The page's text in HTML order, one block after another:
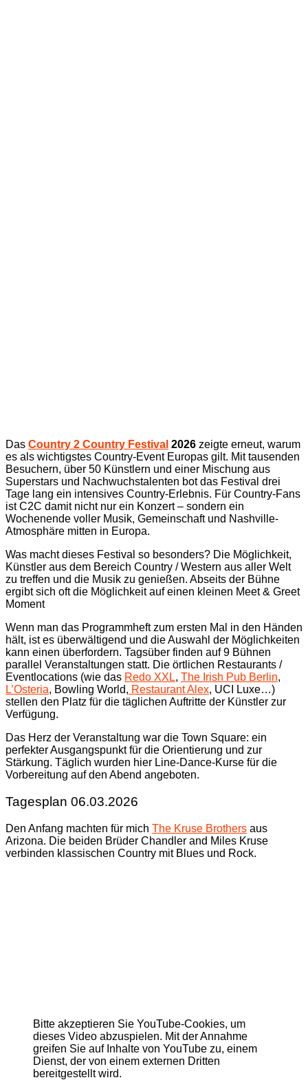
Das Country 2 Country Festival 2026 zeigte erneut, warum
es als wichtigstes Country-Event Europas gilt. Mit tausenden
Besuchern, über 50 Künstlern und einer Mischung aus
Superstars und Nachwuchstalenten bot das Festival drei
Tage lang ein intensives Country-Erlebnis. Für Country-Fans
ist C2C damit nicht nur ein Konzert – sondern ein
Wochenende voller Musik, Gemeinschaft und Nashville-
Atmosphäre mitten in Europa.
Was macht dieses Festival so besonders? Die Möglichkeit,
Künstler aus dem Bereich Country / Western aus aller Welt
zu treffen und die Musik zu genießen. Abseits der Bühne
ergibt sich oft die Möglichkeit auf einen kleinen Meet & Greet
Moment
Wenn man das Programmheft zum ersten Mal in den Händen
hält, ist es überwältigend und die Auswahl der Möglichkeiten
kann einen überfordern. Tagsüber finden auf 9 Bühnen
parallel Veranstaltungen statt. Die örtlichen Restaurants /
Eventlocations (wie das Redo XXL, The Irish Pub Berlin,
L’Osteria, Bowling World, Restaurant Alex, UCI Luxe…)
stellen den Platz für die täglichen Auftritte der Künstler zur
Verfügung.
Das Herz der Veranstaltung war die Town Square: ein
perfekter Ausgangspunkt für die Orientierung und zur
Stärkung. Täglich wurden hier Line-Dance-Kurse für die
Vorbereitung auf den Abend angeboten.
Tagesplan 06.03.2026
Den Anfang machten für mich The Kruse Brothers aus
Arizona. Die beiden Brüder Chandler and Miles Kruse
verbinden klassischen Country mit Blues und Rock.
Bitte akzeptieren Sie YouTube-Cookies, um
dieses Video abzuspielen. Mit der Annahme
greifen Sie auf Inhalte von YouTube zu, einem
Dienst, der von einem externen Dritten
bereitgestellt wird.